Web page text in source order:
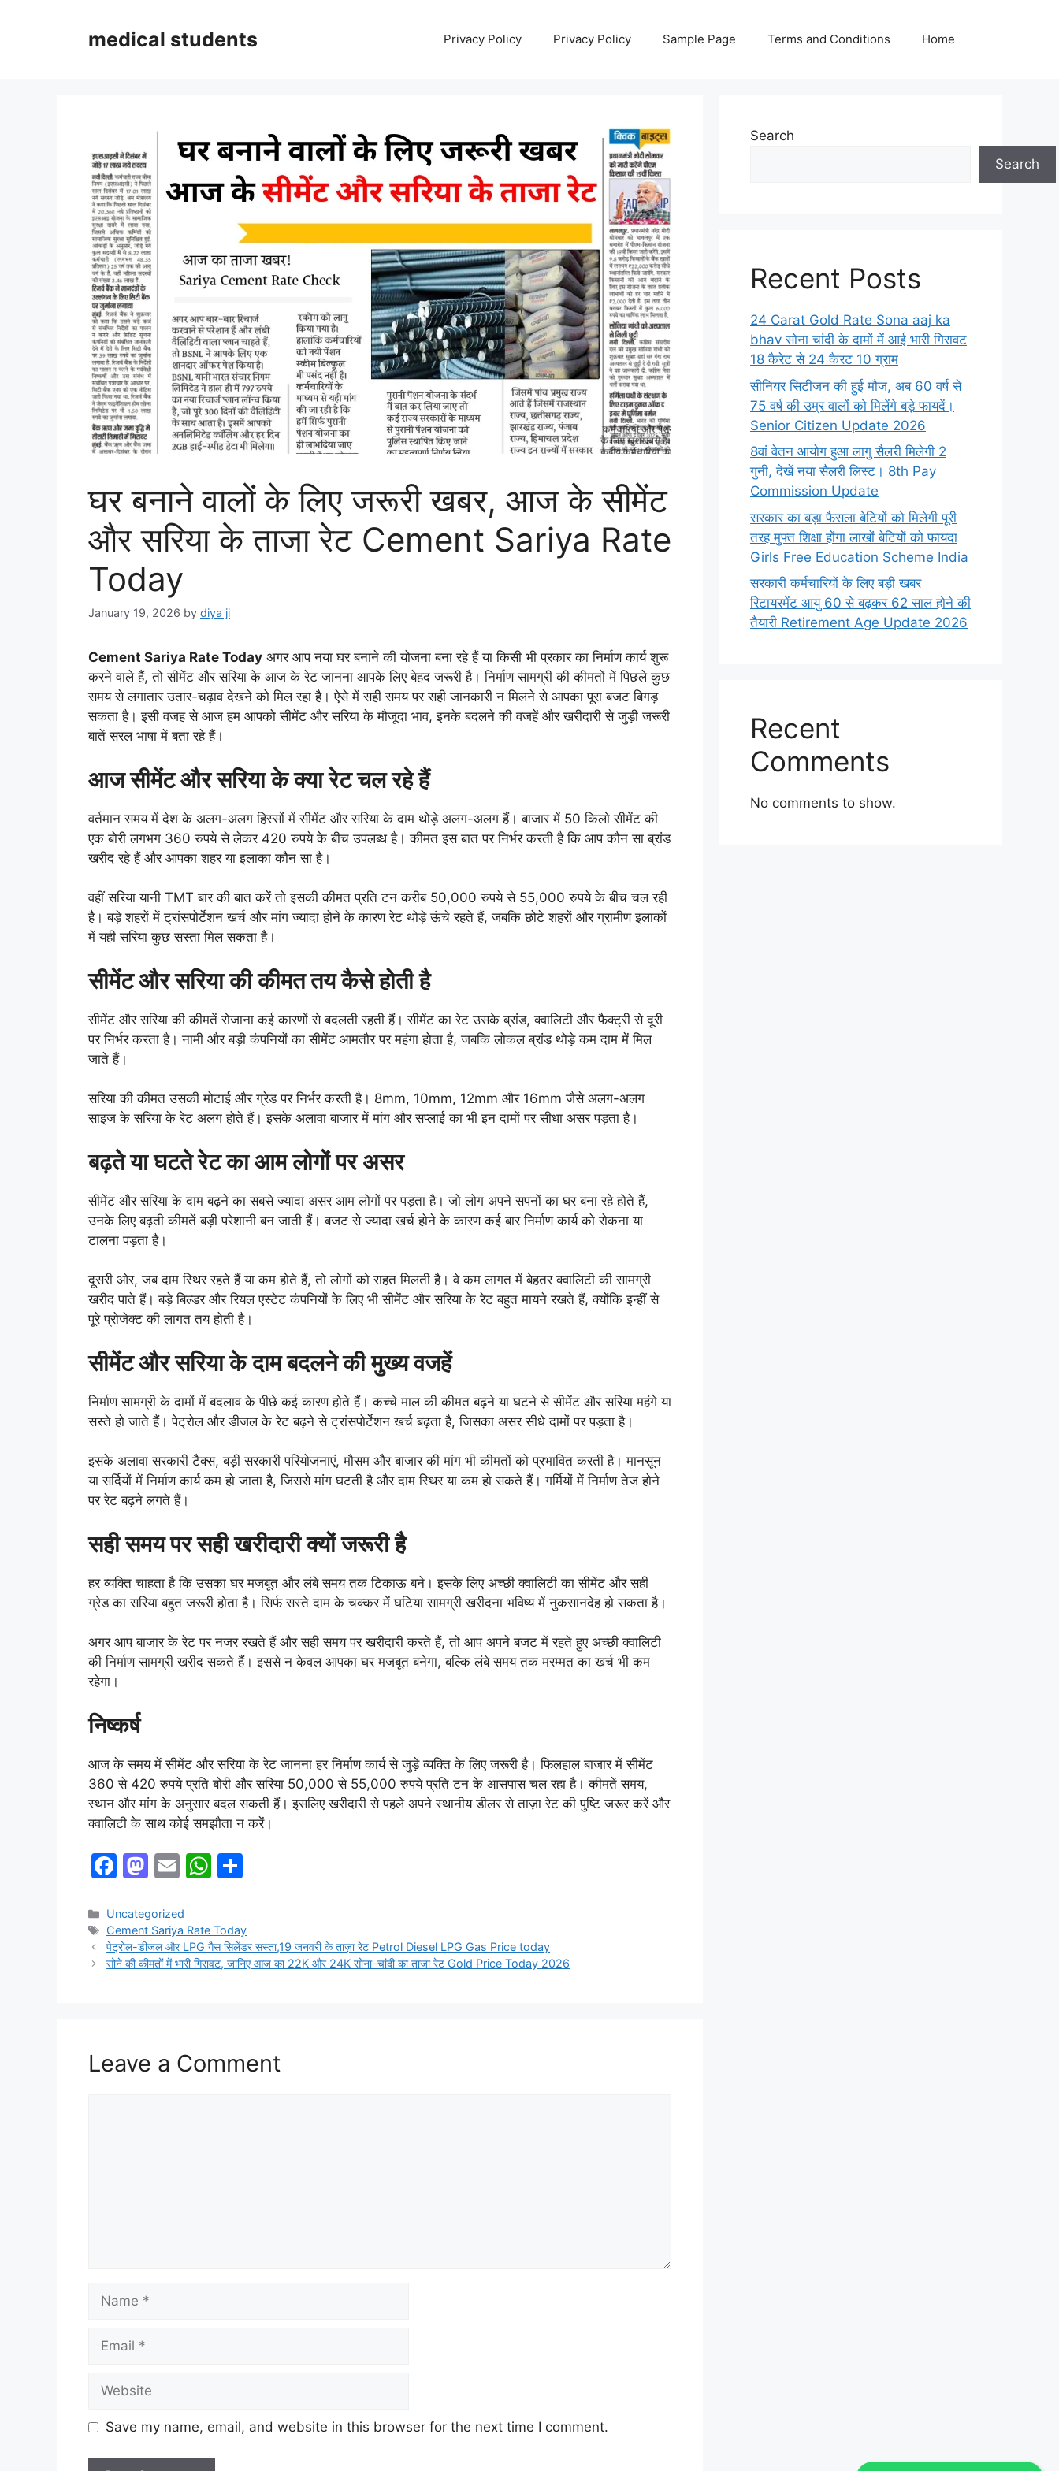
medical students Privacy Policy Privacy Policy Sample Page Terms and Conditions Home
घर बनाने वालों के लिए जरूरी खबर, आज के सीमेंट
और सरिया के ताजा रेट Cement Sariya Rate
Today
January 19, 2026 by diya ji
Cement Sariya Rate Today अगर आप नया घर बनाने की योजना बना रहे हैं या किसी भी प्रकार का निर्माण कार्य शुरू
करने वाले हैं, तो सीमेंट और सरिया के आज के रेट जानना आपके लिए बेहद जरूरी है। निर्माण सामग्री की कीमतों में पिछले कुछ
समय से लगातार उतार-चढ़ाव देखने को मिल रहा है। ऐसे में सही समय पर सही जानकारी न मिलने से आपका पूरा बजट बिगड़
सकता है। इसी वजह से आज हम आपको सीमेंट और सरिया के मौजूदा भाव, इनके बदलने की वजहें और खरीदारी से जुड़ी जरूरी
बातें सरल भाषा में बता रहे हैं।
आज सीमेंट और सरिया के क्या रेट चल रहे हैं
वर्तमान समय में देश के अलग-अलग हिस्सों में सीमेंट और सरिया के दाम थोड़े अलग-अलग हैं। बाजार में 50 किलो सीमेंट की
एक बोरी लगभग 360 रुपये से लेकर 420 रुपये के बीच उपलब्ध है। कीमत इस बात पर निर्भर करती है कि आप कौन सा ब्रांड
खरीद रहे हैं और आपका शहर या इलाका कौन सा है।
वहीं सरिया यानी TMT बार की बात करें तो इसकी कीमत प्रति टन करीब 50,000 रुपये से 55,000 रुपये के बीच चल रही
है। बड़े शहरों में ट्रांसपोर्टेशन खर्च और मांग ज्यादा होने के कारण रेट थोड़े ऊंचे रहते हैं, जबकि छोटे शहरों और ग्रामीण इलाकों
में यही सरिया कुछ सस्ता मिल सकता है।
सीमेंट और सरिया की कीमत तय कैसे होती है
सीमेंट और सरिया की कीमतें रोजाना कई कारणों से बदलती रहती हैं। सीमेंट का रेट उसके ब्रांड, क्वालिटी और फैक्ट्री से दूरी
पर निर्भर करता है। नामी और बड़ी कंपनियों का सीमेंट आमतौर पर महंगा होता है, जबकि लोकल ब्रांड थोड़े कम दाम में मिल
जाते हैं।
सरिया की कीमत उसकी मोटाई और ग्रेड पर निर्भर करती है। 8mm, 10mm, 12mm और 16mm जैसे अलग-अलग
साइज के सरिया के रेट अलग होते हैं। इसके अलावा बाजार में मांग और सप्लाई का भी इन दामों पर सीधा असर पड़ता है।
बढ़ते या घटते रेट का आम लोगों पर असर
सीमेंट और सरिया के दाम बढ़ने का सबसे ज्यादा असर आम लोगों पर पड़ता है। जो लोग अपने सपनों का घर बना रहे होते हैं,
उनके लिए बढ़ती कीमतें बड़ी परेशानी बन जाती हैं। बजट से ज्यादा खर्च होने के कारण कई बार निर्माण कार्य को रोकना या
टालना पड़ता है।
दूसरी ओर, जब दाम स्थिर रहते हैं या कम होते हैं, तो लोगों को राहत मिलती है। वे कम लागत में बेहतर क्वालिटी की सामग्री
खरीद पाते हैं। बड़े बिल्डर और रियल एस्टेट कंपनियों के लिए भी सीमेंट और सरिया के रेट बहुत मायने रखते हैं, क्योंकि इन्हीं से
पूरे प्रोजेक्ट की लागत तय होती है।
सीमेंट और सरिया के दाम बदलने की मुख्य वजहें
निर्माण सामग्री के दामों में बदलाव के पीछे कई कारण होते हैं। कच्चे माल की कीमत बढ़ने या घटने से सीमेंट और सरिया महंगे या
सस्ते हो जाते हैं। पेट्रोल और डीजल के रेट बढ़ने से ट्रांसपोर्टेशन खर्च बढ़ता है, जिसका असर सीधे दामों पर पड़ता है।
इसके अलावा सरकारी टैक्स, बड़ी सरकारी परियोजनाएं, मौसम और बाजार की मांग भी कीमतों को प्रभावित करती है। मानसून
या सर्दियों में निर्माण कार्य कम हो जाता है, जिससे मांग घटती है और दाम स्थिर या कम हो सकते हैं। गर्मियों में निर्माण तेज होने
पर रेट बढ़ने लगते हैं।
सही समय पर सही खरीदारी क्यों जरूरी है
हर व्यक्ति चाहता है कि उसका घर मजबूत और लंबे समय तक टिकाऊ बने। इसके लिए अच्छी क्वालिटी का सीमेंट और सही
ग्रेड का सरिया बहुत जरूरी होता है। सिर्फ सस्ते दाम के चक्कर में घटिया सामग्री खरीदना भविष्य में नुकसानदेह हो सकता है।
अगर आप बाजार के रेट पर नजर रखते हैं और सही समय पर खरीदारी करते हैं, तो आप अपने बजट में रहते हुए अच्छी क्वालिटी
की निर्माण सामग्री खरीद सकते हैं। इससे न केवल आपका घर मजबूत बनेगा, बल्कि लंबे समय तक मरम्मत का खर्च भी कम
रहेगा।
निष्कर्ष
आज के समय में सीमेंट और सरिया के रेट जानना हर निर्माण कार्य से जुड़े व्यक्ति के लिए जरूरी है। फिलहाल बाजार में सीमेंट
360 से 420 रुपये प्रति बोरी और सरिया 50,000 से 55,000 रुपये प्रति टन के आसपास चल रहा है। कीमतें समय,
स्थान और मांग के अनुसार बदल सकती हैं। इसलिए खरीदारी से पहले अपने स्थानीय डीलर से ताज़ा रेट की पुष्टि जरूर करें और
क्वालिटी के साथ कोई समझौता न करें।
F
c
e
b
M
st
o
d
E
ai
l
W
s
A
e
Categories
Uncategorized
Tags
Cement Sariya Rate Today
पेट्रोल-डीजल और LPG गैस सिलेंडर सस्ता,19 जनवरी के ताज़ा रेट Petrol Diesel LPG Gas Price today
सोने की कीमतों में भारी गिरावट, जानिए आज का 22K और 24K सोना-चांदी का ताजा रेट Gold Price Today 2026
Leave a Comment
Name
Email
Website
Save my name, email, and website in this browser for the next time I comment.
Search
Search
Recent Posts
24 Carat Gold Rate Sona aaj ka
bhav सोना चांदी के दामों में आई भारी गिरावट
18 कैरेट से 24 कैरट 10 ग्राम
सीनियर सिटीजन की हुई मौज, अब 60 वर्ष से
75 वर्ष की उम्र वालों को मिलेंगे बड़े फायदें।
Senior Citizen Update 2026
8वां वेतन आयोग हुआ लागु सैलरी मिलेगी 2
गुनी, देखें नया सैलरी लिस्ट। 8th Pay
Commission Update
सरकार का बड़ा फैसला बेटियों को मिलेगी पूरी
तरह मुफ्त शिक्षा होंगा लाखों बेटियों को फायदा
Girls Free Education Scheme India
सरकारी कर्मचारियों के लिए बड़ी खबर
रिटायरमेंट आयु 60 से बढ़कर 62 साल होने की
तैयारी Retirement Age Update 2026
Recent
Comments
No comments to show.